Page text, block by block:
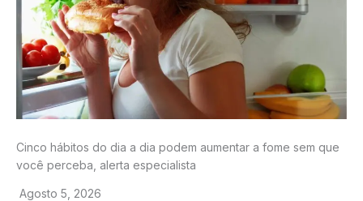
Cinco hábitos do dia a dia podem aumentar a fome sem que
você perceba, alerta especialista
Agosto 5, 2026